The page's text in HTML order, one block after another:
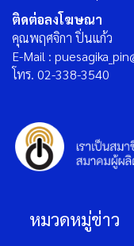
ติดต่อลงโฆษณา
คุณพฤศจิกา ปิ่นแก้ว
E-Mail :
โทร. 02-338-3540
หมวดหมู่ข่าว